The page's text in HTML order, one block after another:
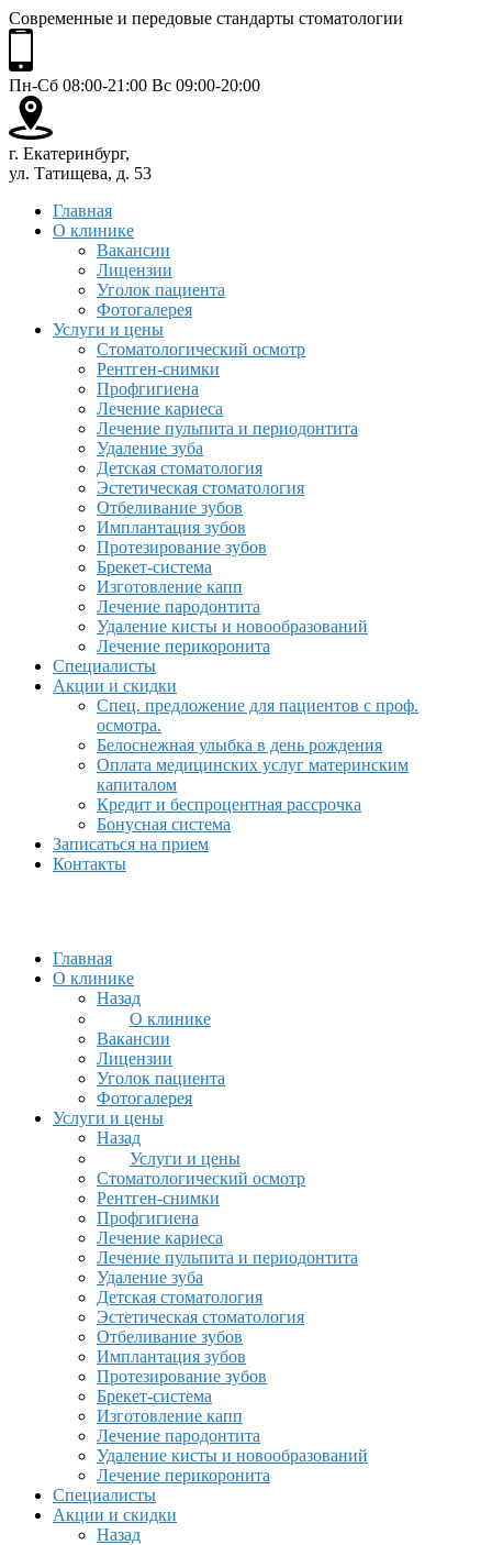
Современные и передовые стандарты стоматологии
Пн-Сб 08:00-21:00 Вс 09:00-20:00
г. Екатеринбург,
ул. Татищева, д. 53
Главная
О клинике
Вакансии
Лицензии
Уголок пациента
Фотогалерея
Услуги и цены
Стоматологический осмотр
Рентген-снимки
Профгигиена
Лечение кариеса
Лечение пульпита и периодонтита
Удаление зуба
Детская стоматология
Эстетическая стоматология
Отбеливание зубов
Имплантация зубов
Протезирование зубов
Брекет-система
Изготовление капп
Лечение пародонтита
Удаление кисты и новообразований
Лечение перикоронита
Специалисты
Акции и скидки
Спец. предложение для пациентов с проф.
осмотра.
Белоснежная улыбка в день рождения
Оплата медицинских услуг материнским
капиталом
Кредит и беспроцентная рассрочка
Бонусная система
Записаться на прием
Контакты
Главная
О клинике
Назад
О клинике
Вакансии
Лицензии
Уголок пациента
Фотогалерея
Услуги и цены
Назад
Услуги и цены
Стоматологический осмотр
Рентген-снимки
Профгигиена
Лечение кариеса
Лечение пульпита и периодонтита
Удаление зуба
Детская стоматология
Эстетическая стоматология
Отбеливание зубов
Имплантация зубов
Протезирование зубов
Брекет-система
Изготовление капп
Лечение пародонтита
Удаление кисты и новообразований
Лечение перикоронита
Специалисты
Акции и скидки
Назад